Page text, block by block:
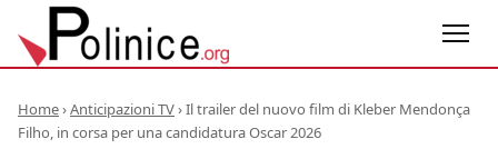
Home›Anticipazioni TV›Il trailer del nuovo film di Kleber Mendonça
Filho, in corsa per una candidatura Oscar 2026